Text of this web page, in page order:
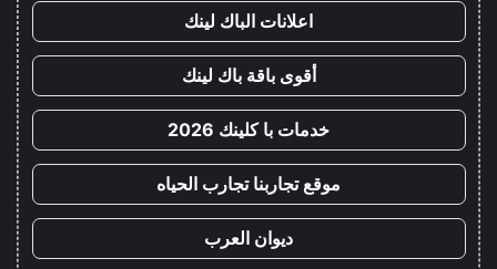
اعلانات الباك لينك
أقوى باقة باك لينك
خدمات با كلينك 2026
موقع تجاربنا تجارب الحياه
ديوان العرب